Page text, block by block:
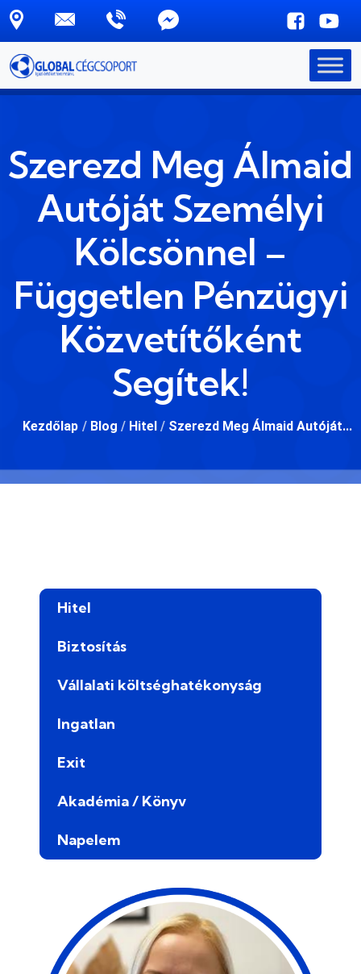
Skip to main content
Szerezd Meg Álmaid
Autóját Személyi
Kölcsönnel –
Független Pénzügyi
Közvetítőként
Segítek!
Kezdőlap / Blog / Hitel / Szerezd Meg Álmaid Autóját...
Hitel
Biztosítás
Vállalati költséghatékonyság
Ingatlan
Exit
Akadémia / Könyv
Napelem